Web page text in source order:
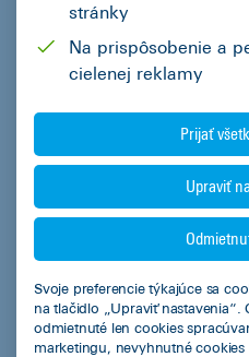
Zaujíma vás prečo
IČO
Zaujíma vás prečo
potrebujeme IČO?
stránky
Na prispôsobenie a
cielenej reklamy
Prijať
Upraviť
Svoje preferencie týkajúce sa
na tlačidlo „Upraviť nastavenia“.
odmietnuté len cookies
marketingu, nevyhnutné cookies